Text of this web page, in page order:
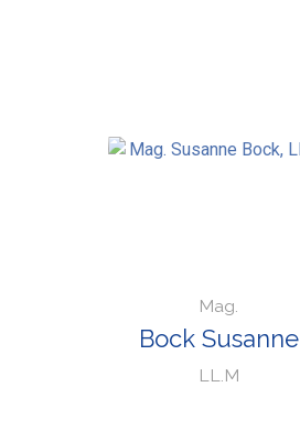
Mag.
Bock Susanne
LL.M